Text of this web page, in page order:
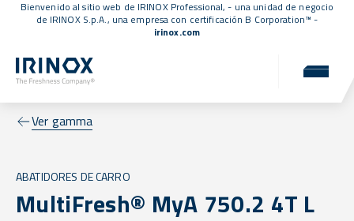
Bienvenido al sitio web de IRINOX Professional, - una unidad de negocio
de IRINOX S.p.A., una empresa con certificación B Corporation™ -
irinox.com
Ver gamma
ABATIDORES DE CARRO
MultiFresh® MyA 750.2 4T L